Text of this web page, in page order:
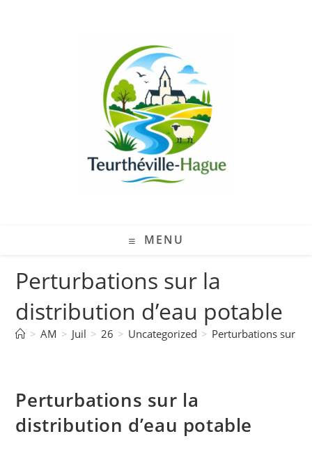
MENU
Perturbations sur la
distribution d’eau potable
> AM > Juil > 26 > Uncategorized > Perturbations sur la
Perturbations sur la
distribution d’eau potable